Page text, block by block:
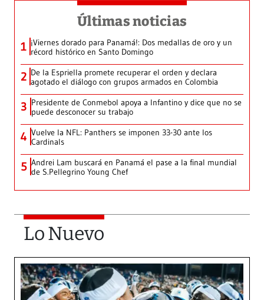
Últimas noticias
1 ¡Viernes dorado para Panamá!: Dos medallas de oro y un
récord histórico en Santo Domingo
2 De la Espriella promete recuperar el orden y declara
agotado el diálogo con grupos armados en Colombia
3 Presidente de Conmebol apoya a Infantino y dice que no se
puede desconocer su trabajo
4 Vuelve la NFL: Panthers se imponen 33-30 ante los
Cardinals
5 Andrei Lam buscará en Panamá el pase a la final mundial
de S.Pellegrino Young Chef
Lo Nuevo